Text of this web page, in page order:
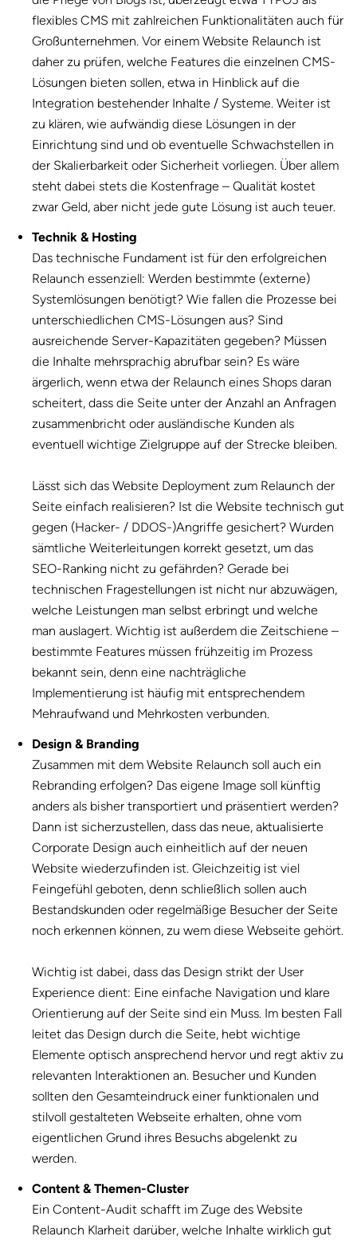
flexibles CMS mit zahlreichen Funktionalitäten auch für
Großunternehmen. Vor einem Website Relaunch ist
daher zu prüfen, welche Features die einzelnen CMS-
Lösungen bieten sollen, etwa in Hinblick auf die
Integration bestehender Inhalte / Systeme. Weiter ist
zu klären, wie aufwändig diese Lösungen in der
Einrichtung sind und ob eventuelle Schwachstellen in
der Skalierbarkeit oder Sicherheit vorliegen. Über allem
steht dabei stets die Kostenfrage – Qualität kostet
zwar Geld, aber nicht jede gute Lösung ist auch teuer.
Technik & Hosting
Das technische Fundament ist für den erfolgreichen
Relaunch essenziell: Werden bestimmte (externe)
Systemlösungen benötigt? Wie fallen die Prozesse bei
unterschiedlichen CMS-Lösungen aus? Sind
ausreichende Server-Kapazitäten gegeben? Müssen
die Inhalte mehrsprachig abrufbar sein? Es wäre
ärgerlich, wenn etwa der Relaunch eines Shops daran
scheitert, dass die Seite unter der Anzahl an Anfragen
zusammenbricht oder ausländische Kunden als
eventuell wichtige Zielgruppe auf der Strecke bleiben.
Lässt sich das Website Deployment zum Relaunch der
Seite einfach realisieren? Ist die Website technisch gut
gegen (Hacker- / DDOS-)Angriffe gesichert? Wurden
sämtliche Weiterleitungen korrekt gesetzt, um das
SEO-Ranking nicht zu gefährden? Gerade bei
technischen Fragestellungen ist nicht nur abzuwägen,
welche Leistungen man selbst erbringt und welche
man auslagert. Wichtig ist außerdem die Zeitschiene –
bestimmte Features müssen frühzeitig im Prozess
bekannt sein, denn eine nachträgliche
Implementierung ist häufig mit entsprechendem
Mehraufwand und Mehrkosten verbunden.
Design & Branding
Zusammen mit dem Website Relaunch soll auch ein
Rebranding erfolgen? Das eigene Image soll künftig
anders als bisher transportiert und präsentiert werden?
Dann ist sicherzustellen, dass das neue, aktualisierte
Corporate Design auch einheitlich auf der neuen
Website wiederzufinden ist. Gleichzeitig ist viel
Feingefühl geboten, denn schließlich sollen auch
Bestandskunden oder regelmäßige Besucher der Seite
noch erkennen können, zu wem diese Webseite gehört.
Wichtig ist dabei, dass das Design strikt der User
Experience dient: Eine einfache Navigation und klare
Orientierung auf der Seite sind ein Muss. Im besten Fall
leitet das Design durch die Seite, hebt wichtige
Elemente optisch ansprechend hervor und regt aktiv zu
relevanten Interaktionen an. Besucher und Kunden
sollten den Gesamteindruck einer funktionalen und
stilvoll gestalteten Webseite erhalten, ohne vom
eigentlichen Grund ihres Besuchs abgelenkt zu
werden.
Content & Themen-Cluster
Ein Content-Audit schafft im Zuge des Website
Relaunch Klarheit darüber, welche Inhalte wirklich gut